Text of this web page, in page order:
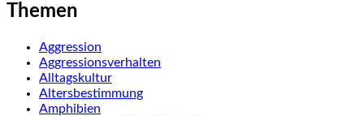
Themen
Aggression
Aggressionsverhalten
Alltagskultur
Altersbestimmung
Amphibien